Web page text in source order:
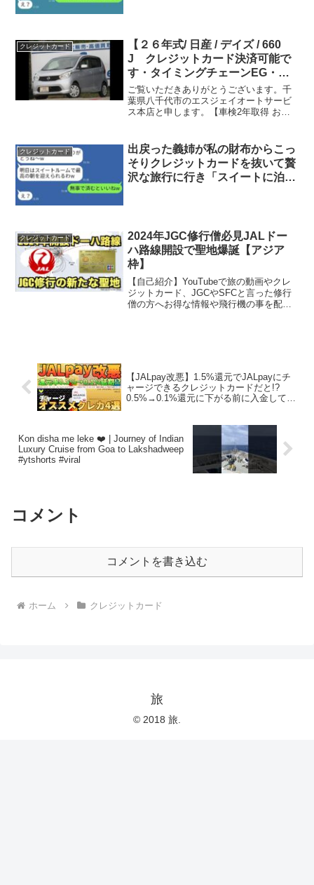
クレジットカード
【２６年式/ 日産 / デイズ / 660
J クレジットカード決済可能で
す・タイミングチェーンEG・車
検2年付お支払総額２３．９万
円】
ご覧いただきありがとうございます。千
葉県八千代市のエスジェイオートサービ
ス本店と申します。【車検2年取得 お支
純正ドアバイザー・ナビTV・タイミング
チェーンEG...
クレジットカード
出戻った義姉が私の財布からこっ
そりクレジットカードを抜いて贅
沢な旅行に行き「スイートに泊ま
クレジットカード
2024年JGC修行僧必見JALドー
ハ路線開設で聖地爆誕【アジア
枠】
【自己紹介】YouTubeで旅の動画やクレ
ジットカード、JGCやSFCと言った修行
僧の方へお得な情報や飛行機の事を配信
【JALpay改悪】1.5%還元でJALpayにチ
ャージできるクレジットカードだと!?
0.5%→0.1%還元に下がる前に入金してお
Kon disha me leke ❤️ | Journey of Indian
Luxury Cruise from Goa to Lakshadweep
#ytshorts #viral
コメント
コメントを書き込む
ホーム クレジットカード
旅
© 2018 旅.